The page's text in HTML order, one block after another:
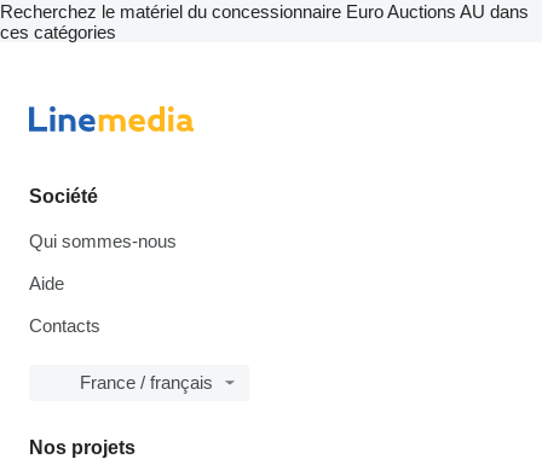
Recherchez le matériel du concessionnaire Euro Auctions AU dans
ces catégories
Société
Qui sommes-nous
Aide
Contacts
France / français
Nos projets